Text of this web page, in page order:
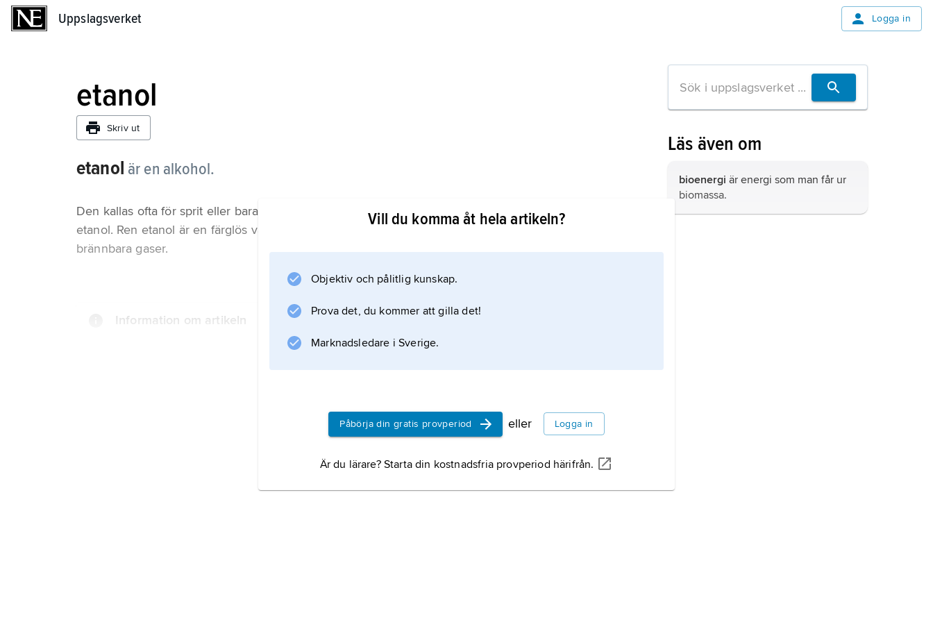
Uppslagsverket Logga in
etanol
Skriv ut
etanol är en alkohol.
Den kallas ofta för sprit eller bara alkohol i dagligt tal. Vin, öl, cider och starksprit innehåller
etanol. Ren etanol är en färglös vätska med en skarp lukt. Den avdunstar lätt och avger då
brännbara gaser.
Information om artikeln
Vill du komma åt hela artikeln?
Objektiv och pålitlig kunskap.
Prova det, du kommer att gilla det!
Marknadsledare i Sverige.
Påbörja din gratis provperiod eller Logga in
Är du lärare? Starta din kostnadsfria provperiod härifrån.
Läs även om
bioenergi är energi som man får ur
biomassa.